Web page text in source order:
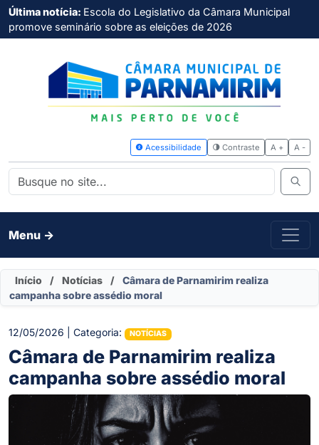
Última notícia: Escola do Legislativo da Câmara Municipal
promove seminário sobre as eleições de 2026
Menu ->
Início / Notícias /
Câmara de Parnamirim realiza
campanha sobre assédio moral
12/05/2026 | Categoria: NOTÍCIAS
Câmara de Parnamirim realiza
campanha sobre assédio moral